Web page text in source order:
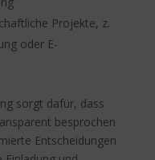
Projekte, z.
oder E-
sorgt dafür, dass
besprochen
Entscheidungen